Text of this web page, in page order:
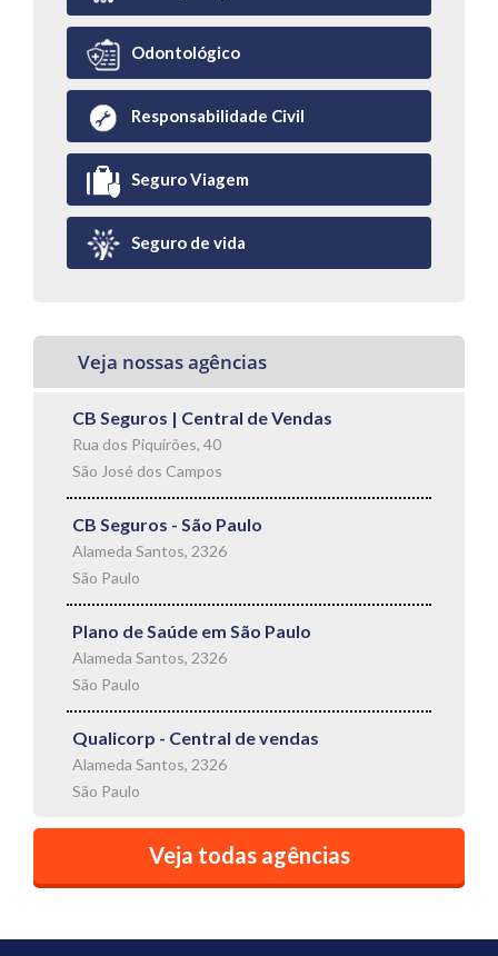
Odontológico
Responsabilidade Civil
Seguro Viagem
Seguro de vida
Veja nossas agências
CB Seguros | Central de Vendas
Rua dos Piquirões, 40
São José dos Campos
CB Seguros - São Paulo
Alameda Santos, 2326
São Paulo
Plano de Saúde em São Paulo
Alameda Santos, 2326
São Paulo
Qualicorp - Central de vendas
Alameda Santos, 2326
São Paulo
Veja todas agências